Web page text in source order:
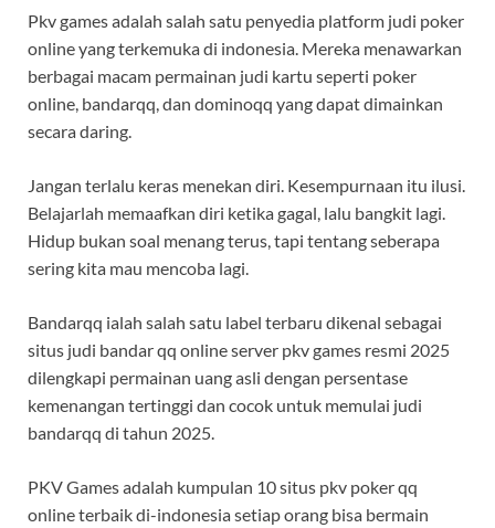
Pkv games adalah salah satu penyedia platform judi poker
online yang terkemuka di indonesia. Mereka menawarkan
berbagai macam permainan judi kartu seperti poker
online, bandarqq, dan dominoqq yang dapat dimainkan
secara daring.
Jangan terlalu keras menekan diri. Kesempurnaan itu ilusi.
Belajarlah memaafkan diri ketika gagal, lalu bangkit lagi.
Hidup bukan soal menang terus, tapi tentang seberapa
sering kita mau mencoba lagi.
Bandarqq ialah salah satu label terbaru dikenal sebagai
situs judi bandar qq online server pkv games resmi 2025
dilengkapi permainan uang asli dengan persentase
kemenangan tertinggi dan cocok untuk memulai judi
bandarqq di tahun 2025.
PKV Games adalah kumpulan 10 situs pkv poker qq
online terbaik di-indonesia setiap orang bisa bermain